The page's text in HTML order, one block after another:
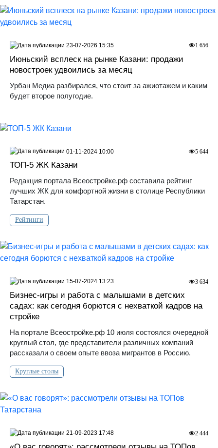
Июньский всплеск на рынке Казани: продажи
новостроек удвоились за месяц
Урбан Медиа разбирался, что стоит за ажиотажем и каким
будет второе полугодие.
1 656
23-07-2026 15:35
ТОП-5 ЖК Казани
Редакция портала Всеостройке.рф составила рейтинг
лучших ЖК для комфортной жизни в столице Республики
Татарстан.
Рейтинги
5 644
01-11-2024 10:00
Бизнес-игры и работа с малышами в детских
садах: как сегодня борются с нехваткой кадров на
стройке
На портале Всеостройке.рф 10 июля состоялся очередной
круглый стол, где представители различных компаний
рассказали о своем опыте ввоза мигрантов в Россию.
Круглые столы
3 634
15-07-2024 13:23
2 444
21-09-2023 17:48